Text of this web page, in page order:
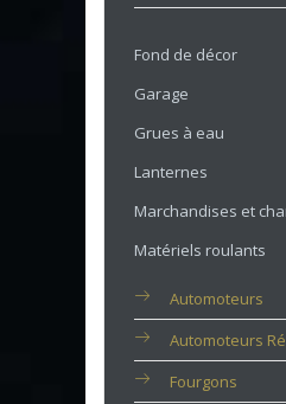
Fond de décor
Garage
Grues à eau
Lanternes
Marchandises et
Matériels roulants
Automoteurs
Automoteurs
Fourgons